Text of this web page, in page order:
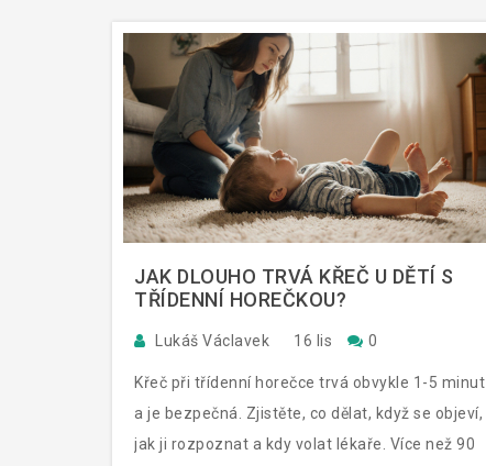
JAK DLOUHO TRVÁ KŘEČ U DĚTÍ S
TŘÍDENNÍ HOREČKOU?
Lukáš Václavek 16 lis 0
Křeč při třídenní horečce trvá obvykle 1-5 minut
a je bezpečná. Zjistěte, co dělat, když se objeví,
jak ji rozpoznat a kdy volat lékaře. Více než 90